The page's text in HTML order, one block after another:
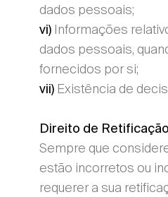
dados pessoais;
vi)Informações
dados pessoais,
fornecidos por si;
vii)Existência de
Direito de Retificação
Sempre que
estão incorretos ou
requerer a sua